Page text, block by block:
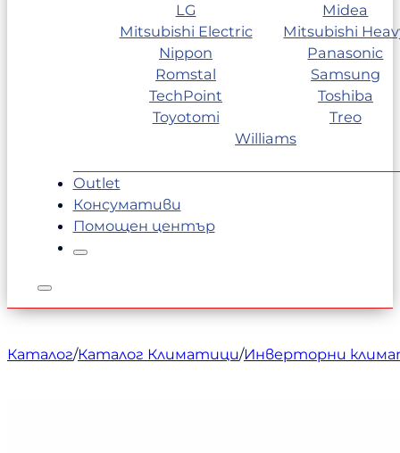
LG
Midea
Mitsubishi Electric
Mitsubishi
Nippon
Panasonic
Romstal
Samsung
TechPoint
Toshiba
Toyotomi
Treo
Williams
Outlet
Консумативи
Помощен център
Каталог/Каталог Климатици/Инверторни